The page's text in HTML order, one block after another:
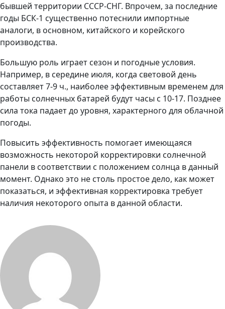
бывшей территории СССР-СНГ. Впрочем, за последние
годы БСК-1 существенно потеснили импортные
аналоги, в основном, китайского и корейского
производства.
Большую роль играет сезон и погодные условия.
Например, в середине июля, когда световой день
составляет 7-9 ч., наиболее эффективным временем для
работы солнечных батарей будут часы с 10-17. Позднее
сила тока падает до уровня, характерного для облачной
погоды.
Повысить эффективность помогает имеющаяся
возможность некоторой корректировки солнечной
панели в соответствии с положением солнца в данный
момент. Однако это не столь простое дело, как может
показаться, и эффективная корректировка требует
наличия некоторого опыта в данной области.